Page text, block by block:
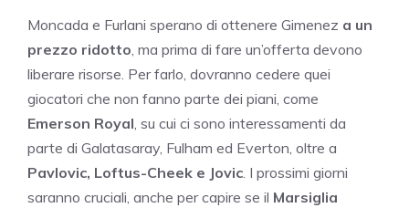
Moncada e Furlani sperano di ottenere Gimenez a un
prezzo ridotto, ma prima di fare un’offerta devono
liberare risorse. Per farlo, dovranno cedere quei
giocatori che non fanno parte dei piani, come
Emerson Royal, su cui ci sono interessamenti da
parte di Galatasaray, Fulham ed Everton, oltre a
Pavlovic, Loftus-Cheek e Jovic. I prossimi giorni
saranno cruciali, anche per capire se il Marsiglia